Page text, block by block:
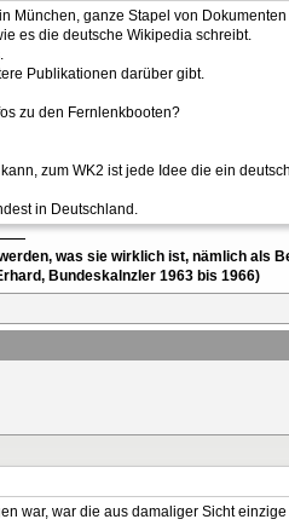
München, ganze Stapel von
es die deutsche Wikipedia schreibt.
Publikationen darüber gibt.
zu den Fernlenkbooten?
zum WK2 ist jede Idee die ein
in Deutschland.
was sie wirklich ist, nämlich als
Bundeskalnzler 1963 bis 1966)
war, war die aus damaliger Sicht